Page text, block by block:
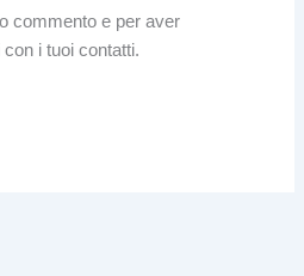
commento e per aver
i tuoi contatti.